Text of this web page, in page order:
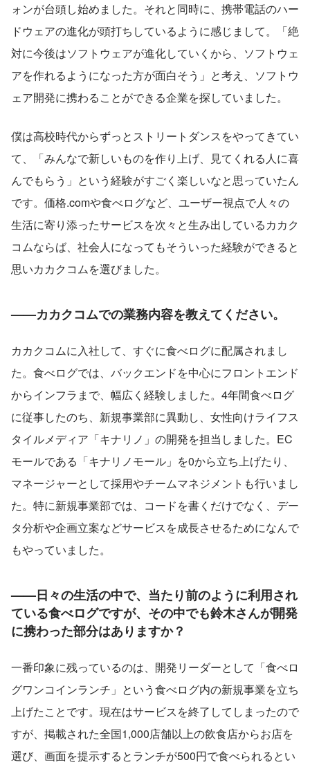
ォンが台頭し始めました。それと同時に、携帯電話のハー
ドウェアの進化が頭打ちしているように感じまして。「絶
対に今後はソフトウェアが進化していくから、ソフトウェ
アを作れるようになった方が面白そう」と考え、ソフトウ
ェア開発に携わることができる企業を探していました。
僕は高校時代からずっとストリートダンスをやってきてい
て、「みんなで新しいものを作り上げ、見てくれる人に喜
んでもらう」という経験がすごく楽しいなと思っていたん
です。価格.comや食べログなど、ユーザー視点で人々の
生活に寄り添ったサービスを次々と生み出しているカカク
コムならば、社会人になってもそういった経験ができると
思いカカクコムを選びました。
——カカクコムでの業務内容を教えてください。
カカクコムに入社して、すぐに食べログに配属されまし
た。食べログでは、バックエンドを中心にフロントエンド
からインフラまで、幅広く経験しました。4年間食べログ
に従事したのち、新規事業部に異動し、女性向けライフス
タイルメディア「キナリノ」の開発を担当しました。EC
モールである「キナリノモール」を0から立ち上げたり、
マネージャーとして採用やチームマネジメントも行いまし
た。特に新規事業部では、コードを書くだけでなく、デー
タ分析や企画立案などサービスを成長させるためになんで
もやっていました。
——日々の生活の中で、当たり前のように利用され
ている食べログですが、その中でも鈴木さんが開発
に携わった部分はありますか？
一番印象に残っているのは、開発リーダーとして「食べロ
グワンコインランチ」という食べログ内の新規事業を立ち
上げたことです。現在はサービスを終了してしまったので
すが、掲載された全国1,000店舗以上の飲食店からお店を
選び、画面を提示するとランチが500円で食べられるとい